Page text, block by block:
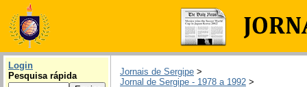
Login
Pesquisa rápida
Jornais de Sergipe >
Jornal de Sergipe - 1978 a 1992 >